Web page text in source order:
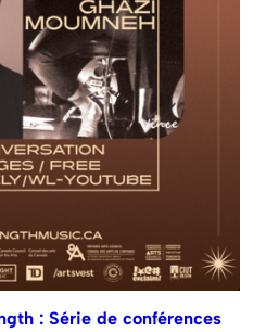
: Série de conférences